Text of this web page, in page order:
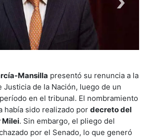
Mansilla presentó su renuncia a la
Justicia de la Nación, luego de un
en el tribunal. El nombramiento
había sido realizado por decreto del
Milei. Sin embargo, el pliego del
por el Senado, lo que generó